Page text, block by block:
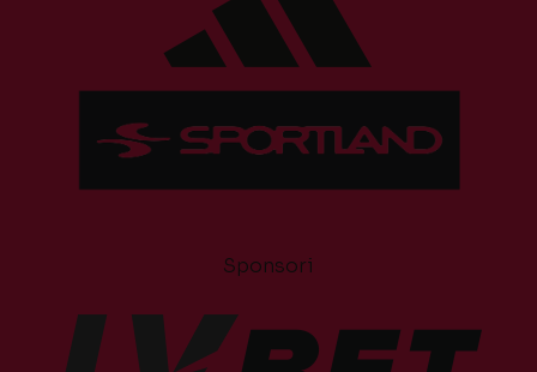
Sponsori